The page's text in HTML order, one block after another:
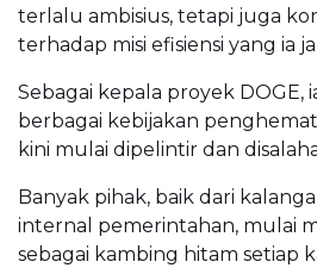
terlalu ambisius, tetapi juga
terhadap misi efisiensi yang ia
Sebagai kepala proyek DOGE,
berbagai kebijakan
kini mulai dipelintir dan
Banyak pihak, baik dari
internal pemerintahan, mulai
sebagai kambing hitam setiap